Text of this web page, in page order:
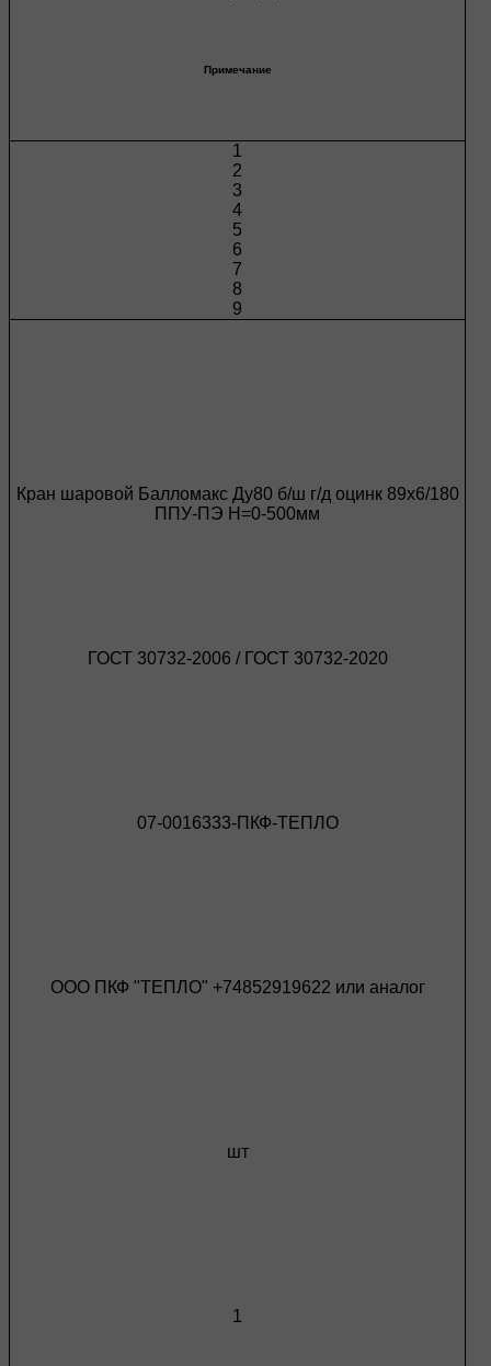
Примечание
1
2
3
4
5
6
7
8
9
Кран шаровой Балломакс Ду80 б/ш г/д оцинк 89х6/180
ППУ-ПЭ H=0-500мм
ГОСТ 30732-2006 / ГОСТ 30732-2020
07-0016333-ПКФ-ТЕПЛО
ООО ПКФ "ТЕПЛО" +74852919622 или аналог
шт
1